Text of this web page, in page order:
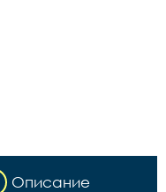
Описание